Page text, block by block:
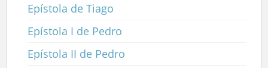
Epístola de Tiago
Epístola I de Pedro
Epístola II de Pedro